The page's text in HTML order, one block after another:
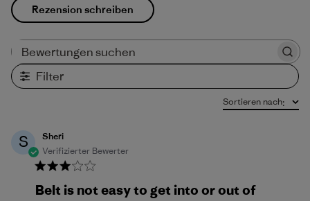
Rezension schreiben
Filter
Sortieren nach:
S
Sheri
Verifizierter Bewerter
Belt is not easy to get into or out of